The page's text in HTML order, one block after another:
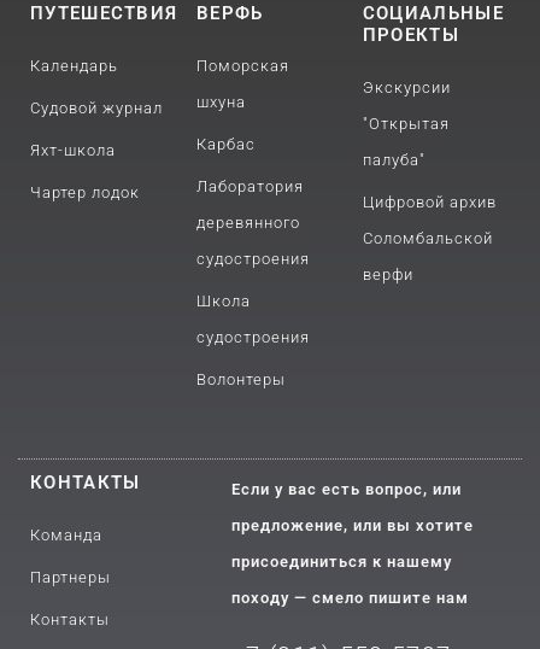
ПУТЕШЕСТВИЯ
Календарь
Судовой журнал
Яхт-школа
Чартер лодок
ВЕРФЬ
Поморская
шхуна
Карбас
Лаборатория
деревянного
судостроения
Школа
судостроения
Волонтеры
СОЦИАЛЬНЫЕ
ПРОЕКТЫ
Экскурсии
"Открытая
палуба"
Цифровой архив
Соломбальской
верфи
КОНТАКТЫ
Команда
Партнеры
Контакты
Если у вас есть вопрос, или
предложение, или вы хотите
присоединиться к нашему
походу — смело пишите нам